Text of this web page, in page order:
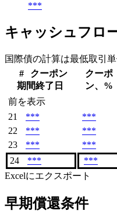
***
キャッシュフロ
国際債の計算は最低取引
#
クーポン
期間終了日
クーポ
ン、%
前を表示
21
*** ***
22
*** ***
23
*** ***
24
*** ***
Excelにエクスポート
早期償還条件